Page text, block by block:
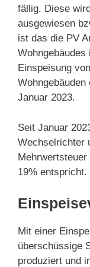
fällig. Diese
ausgewiesen
ist das die PV
Einspeisung
Januar 2023.
Seit Januar
Wechselrichter
19% entspricht.
Mit einer
überschüssige
produziert und